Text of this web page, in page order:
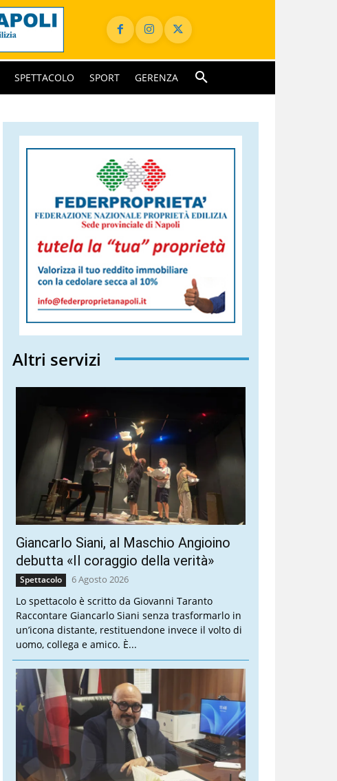
SPETTACOLO SPORT GERENZA
Altri servizi
Giancarlo Siani, al Maschio Angioino
debutta «Il coraggio della verità»
Spettacolo 6 Agosto 2026
Lo spettacolo è scritto da Giovanni Taranto
Raccontare Giancarlo Siani senza trasformarlo in
un’icona distante, restituendone invece il volto di
uomo, collega e amico. È...